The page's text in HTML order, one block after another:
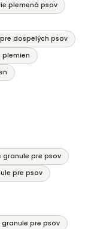
plemená psov
dospelých psov
plemien
granule pre psov
pre psov
granule pre psov